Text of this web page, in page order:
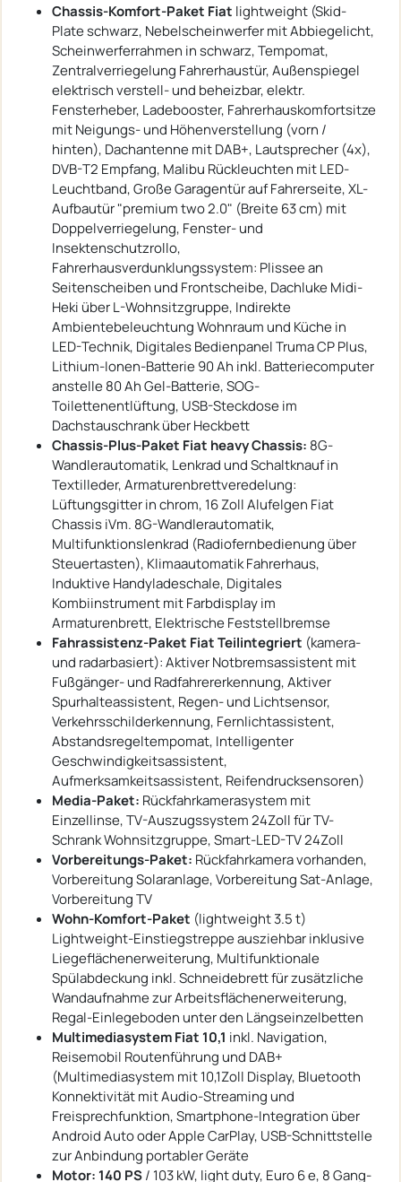
Chassis-Komfort-Paket Fiat lightweight (Skid-
Plate schwarz, Nebelscheinwerfer mit Abbiegelicht,
Scheinwerferrahmen in schwarz, Tempomat,
Zentralverriegelung Fahrerhaustür, Außenspiegel
elektrisch verstell- und beheizbar, elektr.
Fensterheber, Ladebooster, Fahrerhauskomfortsitze
mit Neigungs- und Höhenverstellung (vorn /
hinten), Dachantenne mit DAB+, Lautsprecher (4x),
DVB-T2 Empfang, Malibu Rückleuchten mit LED-
Leuchtband, Große Garagentür auf Fahrerseite, XL-
Aufbautür "premium two 2.0" (Breite 63 cm) mit
Doppelverriegelung, Fenster- und
Insektenschutzrollo,
Fahrerhausverdunklungssystem: Plissee an
Seitenscheiben und Frontscheibe, Dachluke Midi-
Heki über L-Wohnsitzgruppe, Indirekte
Ambientebeleuchtung Wohnraum und Küche in
LED-Technik, Digitales Bedienpanel Truma CP Plus,
Lithium-Ionen-Batterie 90 Ah inkl. Batteriecomputer
anstelle 80 Ah Gel-Batterie, SOG-
Toilettenentlüftung, USB-Steckdose im
Dachstauschrank über Heckbett
Chassis-Plus-Paket Fiat heavy Chassis: 8G-
Wandlerautomatik, Lenkrad und Schaltknauf in
Textilleder, Armaturenbrettveredelung:
Lüftungsgitter in chrom, 16 Zoll Alufelgen Fiat
Chassis iVm. 8G-Wandlerautomatik,
Multifunktionslenkrad (Radiofernbedienung über
Steuertasten), Klimaautomatik Fahrerhaus,
Induktive Handyladeschale, Digitales
Kombiinstrument mit Farbdisplay im
Armaturenbrett, Elektrische Feststellbremse
Fahrassistenz-Paket Fiat Teilintegriert (kamera-
und radarbasiert): Aktiver Notbremsassistent mit
Fußgänger- und Radfahrererkennung, Aktiver
Spurhalteassistent, Regen- und Lichtsensor,
Verkehrsschilderkennung, Fernlichtassistent,
Abstandsregeltempomat, Intelligenter
Geschwindigkeitsassistent,
Aufmerksamkeitsassistent, Reifendrucksensoren)
Media-Paket: Rückfahrkamerasystem mit
Einzellinse, TV-Auszugssystem 24Zoll für TV-
Schrank Wohnsitzgruppe, Smart-LED-TV 24Zoll
Vorbereitungs-Paket: Rückfahrkamera vorhanden,
Vorbereitung Solaranlage, Vorbereitung Sat-Anlage,
Vorbereitung TV
Wohn-Komfort-Paket (lightweight 3.5 t)
Lightweight-Einstiegstreppe ausziehbar inklusive
Liegeflächenerweiterung, Multifunktionale
Spülabdeckung inkl. Schneidebrett für zusätzliche
Wandaufnahme zur Arbeitsflächenerweiterung,
Regal-Einlegeboden unter den Längseinzelbetten
Multimediasystem Fiat 10,1 inkl. Navigation,
Reisemobil Routenführung und DAB+
(Multimediasystem mit 10,1Zoll Display, Bluetooth
Konnektivität mit Audio-Streaming und
Freisprechfunktion, Smartphone-Integration über
Android Auto oder Apple CarPlay, USB-Schnittstelle
zur Anbindung portabler Geräte
Motor: 140 PS/ 103 kW, light duty, Euro 6 e, 8 Gang-